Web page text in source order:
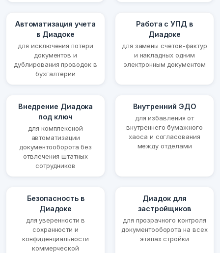
Автоматизация учета
в Диадоке
для исключения потери
документов и
дублирования проводок в
бухгалтерии
Работа с УПД в
Диадоке
для замены счетов-фактур
и накладных одним
электронным документом
Внедрение Диадока
под ключ
для комплексной
автоматизации
документооборота без
отвлечения штатных
сотрудников
Внутренний ЭДО
для избавления от
внутреннего бумажного
хаоса и согласования
между отделами
Безопасность в
Диадоке
для уверенности в
сохранности и
конфиденциальности
коммерческой
Диадок для
застройщиков
для прозрачного контроля
документооборота на всех
этапах стройки